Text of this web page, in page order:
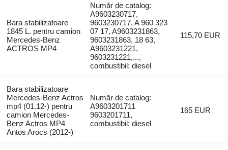
Bara stabilizatoare
1845 L. pentru camion
Mercedes-Benz
ACTROS MP4
Număr de catalog:
A9603230717,
9603230717, A 960 323
07 17, A9603231863,
9603231863, 18 63,
A9603231221,
9603231221,...,
combustibil: diesel
115,70 EUR
Bara stabilizatoare
Mercedes-Benz Actros
mp4 (01.12-) pentru
camion Mercedes-
Benz Actros MP4
Antos Arocs (2012-)
Număr de catalog:
A9603201711
9603201711,
combustibil: diesel
165 EUR